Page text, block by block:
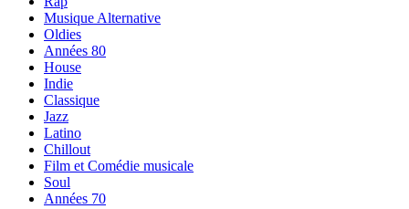
Musique Alternative
Oldies
Années 80
House
Indie
Classique
Jazz
Latino
Chillout
Film et Comédie musicale
Soul
Années 70